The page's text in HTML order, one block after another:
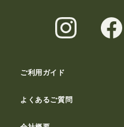
ご利用ガイド
よくあるご質問